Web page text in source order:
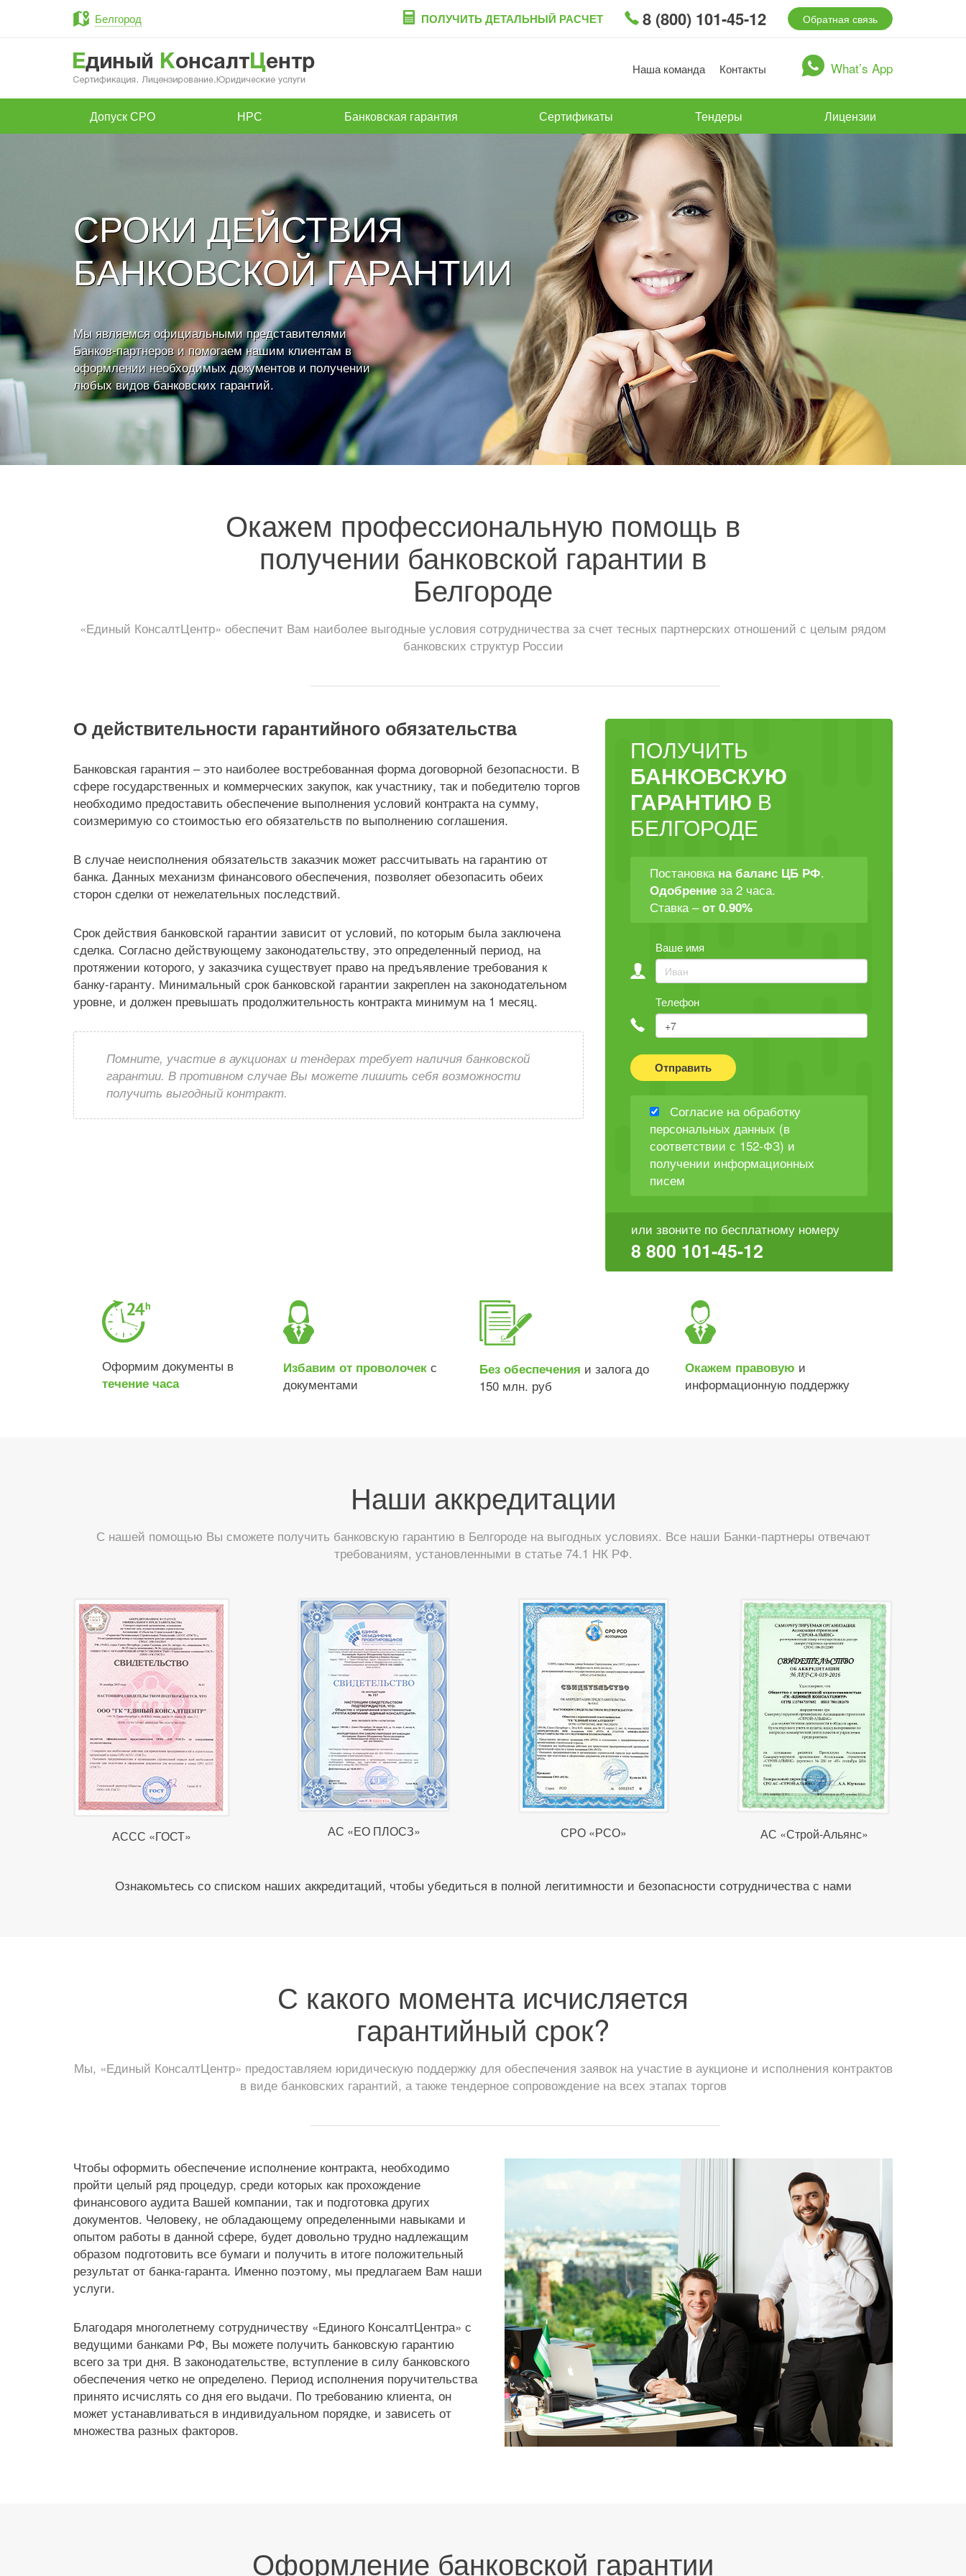
Белгород ПОЛУЧИТЬ ДЕТАЛЬНЫЙ РАСЧЕТ 8 (800) 101-45-12 Обратная связь
Наша команда Контакты What’s App
Допуск СРО НРС Банковская гарантия Сертификаты Тендеры Лицензии
СРОКИ ДЕЙСТВИЯ
БАНКОВСКОЙ ГАРАНТИИ
Мы являемся официальными представителями
Банков-партнеров и помогаем нашим клиентам в
оформлении необходимых документов и получении
любых видов банковских гарантий.
Окажем профессиональную помощь в
получении банковской гарантии в
Белгороде
«Единый КонсалтЦентр» обеспечит Вам наиболее выгодные условия сотрудничества за счет тесных партнерских отношений с целым рядом
банковских структур России
О действительности гарантийного обязательства
Банковская гарантия – это наиболее востребованная форма договорной безопасности. В
сфере государственных и коммерческих закупок, как участнику, так и победителю торгов
необходимо предоставить обеспечение выполнения условий контракта на сумму,
соизмеримую со стоимостью его обязательств по выполнению соглашения.
В случае неисполнения обязательств заказчик может рассчитывать на гарантию от
банка. Данных механизм финансового обеспечения, позволяет обезопасить обеих
сторон сделки от нежелательных последствий.
Срок действия банковской гарантии зависит от условий, по которым была заключена
сделка. Согласно действующему законодательству, это определенный период, на
протяжении которого, у заказчика существует право на предъявление требования к
банку-гаранту. Минимальный срок банковской гарантии закреплен на законодательном
уровне, и должен превышать продолжительность контракта минимум на 1 месяц.
Помните, участие в аукционах и тендерах требует наличия банковской
гарантии. В противном случае Вы можете лишить себя возможности
получить выгодный контракт.
ПОЛУЧИТЬ
БАНКОВСКУЮ
ГАРАНТИЮ В
БЕЛГОРОДЕ
Постановка на баланс ЦБ РФ.
Одобрение за 2 часа.
Ставка –от 0.90%
Ваше имя
Телефон
Отправить
Согласие на обработку
персональных данных (в
соответствии с 152-ФЗ) и
получении информационных
писем
или звоните по бесплатному номеру
8 800 101-45-12
Оформим документы в
течение часа
Избавим от проволочек с
документами
Без обеспечения и залога до
150 млн. руб
Окажем правовую и
информационную поддержку
Наши аккредитации
С нашей помощью Вы сможете получить банковскую гарантию в Белгороде на выгодных условиях. Все наши Банки-партнеры отвечают
требованиям, установленными в статье 74.1 НК РФ.
АССС «ГОСТ» АС «ЕО ПЛОСЗ» СРО «РСО» АС «Строй-Альянс»
Ознакомьтесь со списком наших аккредитаций, чтобы убедиться в полной легитимности и безопасности сотрудничества с нами
С какого момента исчисляется
гарантийный срок?
Мы, «Единый КонсалтЦентр» предоставляем юридическую поддержку для обеспечения заявок на участие в аукционе и исполнения контрактов
в виде банковских гарантий, а также тендерное сопровождение на всех этапах торгов
Чтобы оформить обеспечение исполнение контракта, необходимо
пройти целый ряд процедур, среди которых как прохождение
финансового аудита Вашей компании, так и подготовка других
документов. Человеку, не обладающему определенными навыками и
опытом работы в данной сфере, будет довольно трудно надлежащим
образом подготовить все бумаги и получить в итоге положительный
результат от банка-гаранта. Именно поэтому, мы предлагаем Вам наши
услуги.
Благодаря многолетнему сотрудничеству «Единого КонсалтЦентра» с
ведущими банками РФ, Вы можете получить банковскую гарантию
всего за три дня. В законодательстве, вступление в силу банковского
обеспечения четко не определено. Период исполнения поручительства
принято исчислять со дня его выдачи. По требованию клиента, он
может устанавливаться в индивидуальном порядке, и зависеть от
множества разных факторов.
Оформление банковской гарантии